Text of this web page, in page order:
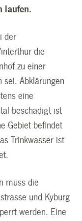
laufen.
der
die
zu einer
sei. Abklärungen
eine
beschädigt ist
Gebiet befindet
Trinkwasser ist
muss die
und Kyburg
werden. Eine